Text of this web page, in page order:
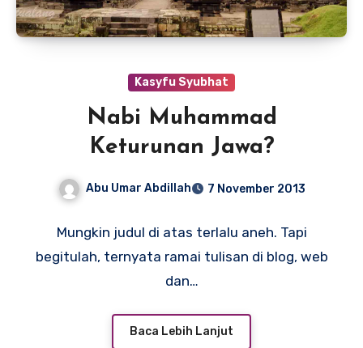
Kasyfu Syubhat
Nabi Muhammad
Keturunan Jawa?
Abu Umar Abdillah 7 November 2013
Mungkin judul di atas terlalu aneh. Tapi
begitulah, ternyata ramai tulisan di blog, web
dan…
Baca Lebih Lanjut